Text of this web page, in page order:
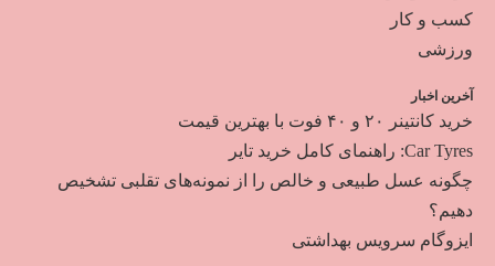
کسب و کار
ورزشی
آخرین اخبار
خرید کانتینر ۲۰ و ۴۰ فوت با بهترین قیمت
Car Tyres: راهنمای کامل خرید تایر
چگونه عسل طبیعی و خالص را از نمونه‌های تقلبی تشخیص
دهیم؟
ایزوگام سرویس بهداشتی